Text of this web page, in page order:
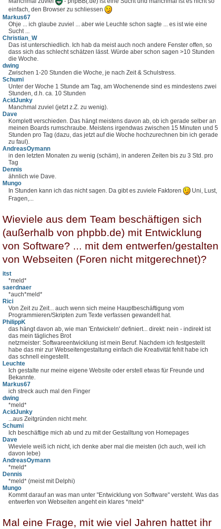
einfach, den Browser zu schliessen
Markus67
Ohje ... ich glaube zuviel ... aber wie Leuchte schon sagte ... es ist wie eine
Sucht ...
Christian_W
Das ist unterschiedlich. Ich hab da meist auch noch andere Fenster offen, so
dass sich das schlecht schätzen lässt. Würde aber schon sagen >10 Stunden
die Woche.
dwing
Zwischen 1-20 Stunden die Woche, je nach Zeit & Schulstress.
Schumi
Unter der Woche 1 Stunde am Tag, am Wochenende sind es mindestens zwei
Stunden, d.h. ca. 10 Stunden
AcidJunky
Manchmal zuviel (jetzt z.Z. zu wenig).
Dave
Komplett verschieden. Das hängt meistens davon ab, ob ich gerade selber an
meinen Boards rumschraube. Meistens irgendwas zwischen 15 Minuten und 5
Stunden pro Tag (dazu, das jetzt auf die Woche hochzurechnen bin ich gerade
zu faul).
AndreasOymann
in den letzten Monaten zu wenig (schäm), in anderen Zeiten bis zu 3 Std. pro
Tag
Dennis
ähnlich wie Dave.
Mungo
In Stunden kann ich das nicht sagen. Da gibt es zuviele Faktoren
Uni, Lust,
Fragen,...
Wieviele aus dem Team beschäftigen sich
(außerhalb von phpbb.de) mit Entwicklung
von Software? ... mit dem entwerfen/gestalten
von Webseiten (Foren nicht mitgerechnet)?
itst
*meld*
saerdnaer
*auch*meld*
Rici
Von Zeit zu Zeit... auch wenn sich meine Hauptbeschäftigung vom
Programmieren/Skripten zum Texte verfassen gewandelt hat.
PhilippK
das hängt davon ab, wie man 'Entwickeln' definiert... direkt: nein - indirekt ist
das mein tägliches Brot
netzmeister: Softwareentwicklung ist mein Beruf. Nachdem ich festgestellt
habe das mir zur Webseitengestaltung einfach die Kreativität fehlt habe ich
das schnell eingestellt.
Leuchte
Ich gestalte nur meine eigene Website oder erstell etwas für Freunde und
Bekannte.
Markus67
ich streck auch mal den Finger
dwing
*meld*
AcidJunky
...aus Zeitgründen nicht mehr.
Schumi
Ich beschäftige mich ab und zu mit der Gestalltung von Homepages
Dave
Wieviele weiß ich nicht, ich denke aber mal die meisten (ich auch, weil ich
davon lebe)
AndreasOymann
*meld*
Dennis
*meld* (meist mit Delphi)
Mungo
Kommt darauf an was man unter "Entwicklung von Software" versteht. Was das
entwerfen von Webseiten angeht ein klares *meld*
Mal eine Frage, mit wie viel Jahren hattet ihr